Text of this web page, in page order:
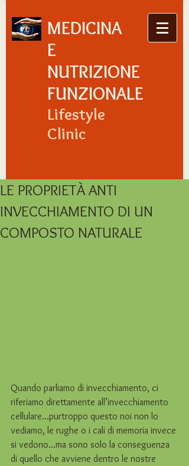
MEDICINA
E
NUTRIZIONE
FUNZIONALE
Lifestyle
Clinic
LE PROPRIETÀ ANTI
INVECCHIAMENTO DI UN
COMPOSTO NATURALE
Quando parliamo di invecchiamento, ci
riferiamo direttamente all’invecchiamento
cellulare…purtroppo questo noi non lo
vediamo, le rughe o i cali di memoria invece
si vedono…ma sono solo la conseguenza
di quello che avviene dentro le nostre